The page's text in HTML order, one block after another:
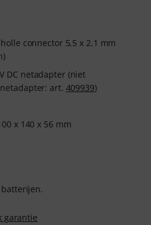
connector 5,5 x 2,1 mm
DC netadapter (niet
art. 409939)
x 140 x 56 mm
garantie